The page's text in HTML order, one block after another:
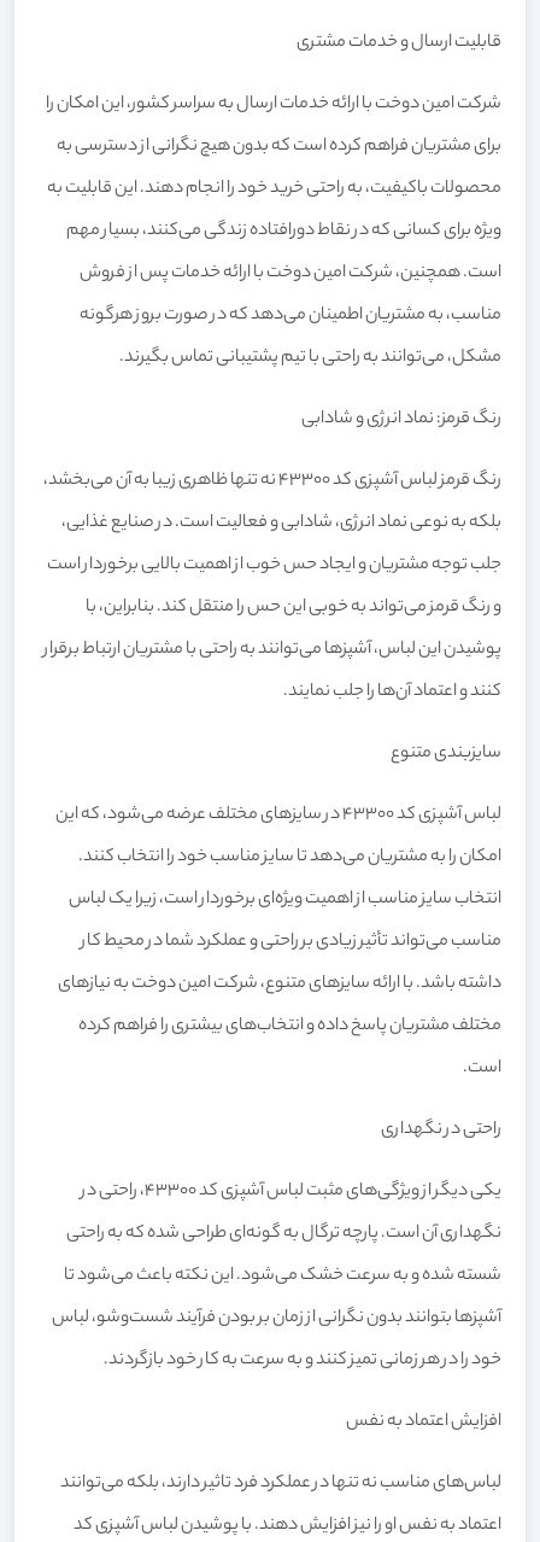
قابلیت ارسال و خدمات مشتری
شرکت امین دوخت با ارائه خدمات ارسال به سراسر کشور، این امکان را
برای مشتریان فراهم کرده است که بدون هیچ نگرانی از دسترسی به
محصولات باکیفیت، به راحتی خرید خود را انجام دهند. این قابلیت به
ویژه برای کسانی که در نقاط دورافتاده زندگی می‌کنند، بسیار مهم
است. همچنین، شرکت امین دوخت با ارائه خدمات پس از فروش
مناسب، به مشتریان اطمینان می‌دهد که در صورت بروز هرگونه
مشکل، می‌توانند به راحتی با تیم پشتیبانی تماس بگیرند.
رنگ قرمز: نماد انرژی و شادابی
رنگ قرمز لباس آشپزی کد 43300 نه تنها ظاهری زیبا به آن می‌بخشد،
بلکه به نوعی نماد انرژی، شادابی و فعالیت است. در صنایع غذایی،
جلب توجه مشتریان و ایجاد حس خوب از اهمیت بالایی برخوردار است
و رنگ قرمز می‌تواند به خوبی این حس را منتقل کند. بنابراین، با
پوشیدن این لباس، آشپزها می‌توانند به راحتی با مشتریان ارتباط برقرار
کنند و اعتماد آن‌ها را جلب نمایند.
سایزبندی متنوع
لباس آشپزی کد 43300 در سایزهای مختلف عرضه می‌شود، که این
امکان را به مشتریان می‌دهد تا سایز مناسب خود را انتخاب کنند.
انتخاب سایز مناسب از اهمیت ویژه‌ای برخوردار است، زیرا یک لباس
مناسب می‌تواند تأثیر زیادی بر راحتی و عملکرد شما در محیط کار
داشته باشد. با ارائه سایزهای متنوع، شرکت امین دوخت به نیازهای
مختلف مشتریان پاسخ داده و انتخاب‌های بیشتری را فراهم کرده
است.
راحتی در نگهداری
یکی دیگر از ویژگی‌های مثبت لباس آشپزی کد 43300، راحتی در
نگهداری آن است. پارچه ترگال به گونه‌ای طراحی شده که به راحتی
شسته شده و به سرعت خشک می‌شود. این نکته باعث می‌شود تا
آشپزها بتوانند بدون نگرانی از زمان بر بودن فرآیند شست‌وشو، لباس
خود را در هر زمانی تمیز کنند و به سرعت به کار خود بازگردند.
افزایش اعتماد به نفس
لباس‌های مناسب نه تنها در عملکرد فرد تاثیر دارند، بلکه می‌توانند
اعتماد به نفس او را نیز افزایش دهند. با پوشیدن لباس آشپزی کد